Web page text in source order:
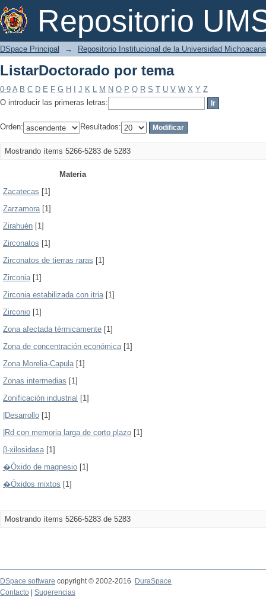
Repositorio
ListarDoctorado por tema
DSpace Principal → Repositorio Institucional de la Universidad
ListarDoctorado por tema
0-9 A B C D E F G H J K L M N O P Q R S T U V W X Y Z
O introducir las primeras letras:
Orden: Resultados:
Mostrando ítems 5266-5283 de 5283
Materia
Zacatecas [1]
Zarzamora[1]
Zirahuén [1]
Zirconatos [1]
Zirconatos de tierras raras [1]
Zirconia[1]
Zirconia estabilizada con itria[1]
Zirconio [1]
Zona afectada térmicamente [1]
Zona de concentración económica[1]
Zona Morelia-Capula[1]
Zonas intermedias [1]
Zonificación industrial [1]
|Desarrollo [1]
|Rd con memoria larga de corto plazo [1]
β-xilosidasa[1]
�Óxido de magnesio [1]
�Óxidos mixtos [1]
Mostrando ítems 5266-5283 de 5283
DSpace software copyright © 2002-2016
DuraSpace
Contacto
Sugerencias